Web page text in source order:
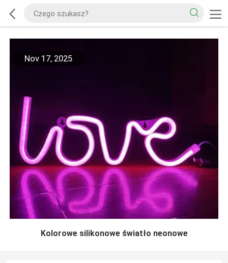
Nov 17, 2025
Kolorowe silikonowe światło neonowe